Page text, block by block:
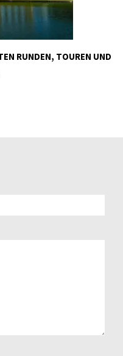
RUNDEN, TOUREN UND